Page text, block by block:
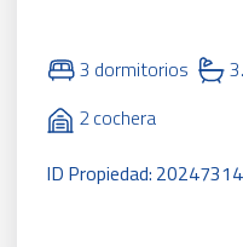
3 dormitorios
2 cochera
ID Propiedad: 20247314